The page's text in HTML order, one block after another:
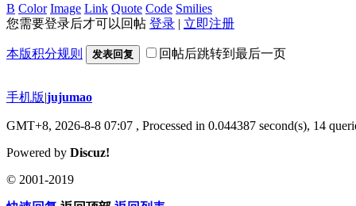
B Color Image Link Quote Code Smilies
您需要登录后才可以回帖 登录 | 立即注册
本版积分规则 发表回复 回帖后跳转到最后一页
手机版|jujumao
GMT+8, 2026-8-8 07:07 , Processed in 0.044387 second(s), 14
Powered by Discuz!
© 2001-2019